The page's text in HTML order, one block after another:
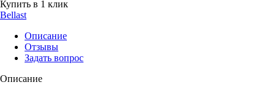
Купить в 1 клик
Bellast
Описание
Отзывы
Задать вопрос
Описание